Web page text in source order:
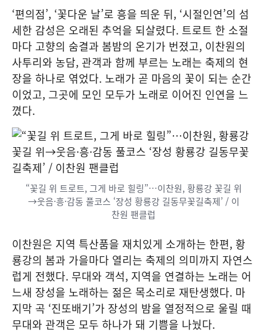
‘편의점’, ‘꽃다운 날’로 흥을 띄운 뒤, ‘시절인연’의 섬
세한 감성은 오래된 추억을 되살렸다. 트로트 한 소절
마다 고향의 숨결과 봄밤의 온기가 번졌고, 이찬원의
사투리와 농담, 관객과 함께 부르는 노래는 축제의 현
장을 하나로 엮었다. 노래가 곧 마음의 꽃이 되는 순간
이었고, 그곳에 모인 모두가 노래로 이어진 인연을 느
꼈다.
“꽃길 위 트로트, 그게 바로 힐링”…이찬원, 황룡강 꽃길 위
→웃음·흥·감동 풀코스 ‘장성 황룡강 길동무꽃길축제’ / 이
찬원 팬클럽
이찬원은 지역 특산품을 재치있게 소개하는 한편, 황
룡강의 봄과 가을마다 열리는 축제의 의미까지 자연스
럽게 전했다. 무대와 객석, 지역을 연결하는 노래는 어
느새 장성을 노래하는 젊은 목소리로 재탄생했다. 마
지막 곡 ‘진또배기’가 장성의 밤을 열정적으로 울릴 때
무대와 관객은 모두 하나가 돼 기쁨을 나눴다.